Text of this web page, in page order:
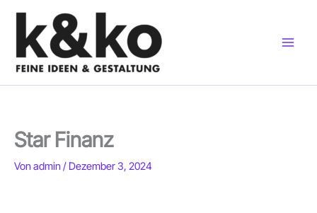
springen
Star Finanz
Von admin / Dezember 3, 2024